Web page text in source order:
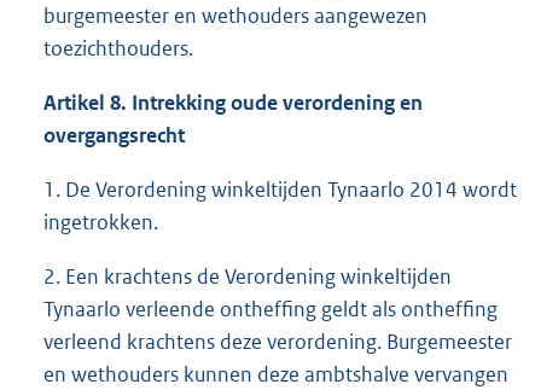
burgemeester en wethouders aangewezen
toezichthouders.
Artikel 8. Intrekking oude verordening en
overgangsrecht
1. De Verordening winkeltijden Tynaarlo 2014 wordt
ingetrokken.
2. Een krachtens de Verordening winkeltijden
Tynaarlo verleende ontheffing geldt als ontheffing
verleend krachtens deze verordening. Burgemeester
en wethouders kunnen deze ambtshalve vervangen